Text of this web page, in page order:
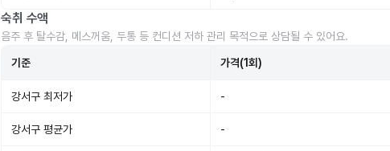
숙취 수액
음주 후 탈수감, 메스꺼움, 두통 등 컨디션 저하 관리 목적으로 상담될 수 있어요.
기준 가격(1회)
강서구 최저가 -
강서구 평균가 -